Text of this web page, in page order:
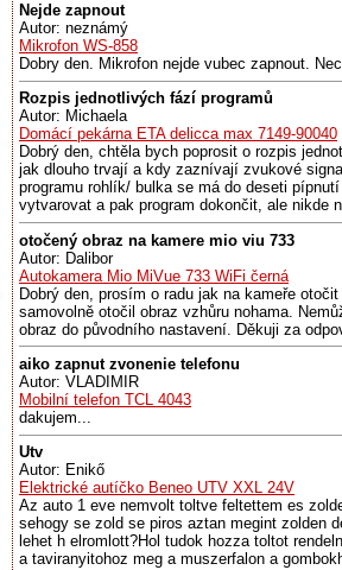
Nejde zapnout
Autor: neznámý
Mikrofon WS-858
Dobry den. Mikrofon nejde vubec zapnout.
Rozpis jednotlivých fází programů
Autor: Michaela
Domácí pekárna ETA delicca max 7149-90040
Dobrý den, chtěla bych poprosit o rozpis
jak dlouho trvají a kdy zaznívají zvukové
programu rohlík/ bulka se má do deseti
vytvarovat a pak program dokončit, ale nikde
otočený obraz na kamere mio viu 733
Autor: Dalibor
Autokamera Mio MiVue 733 WiFi černá
Dobrý den, prosím o radu jak na kameře
samovolně otočil obraz vzhůru nohama.
obraz do původního nastavení. Děkuji za
aiko zapnut zvonenie telefonu
Autor: VLADIMIR
Mobilní telefon TCL 4043
dakujem...
Utv
Autor: Enikő
Elektrické autíčko Beneo UTV XXL 24V
Az auto 1 eve nemvolt toltve feltettem es
sehogy se zold se piros aztan megint zolden
lehet h elromlott?Hol tudok hozza toltot
a taviranyitohoz meg a muszerfalon a